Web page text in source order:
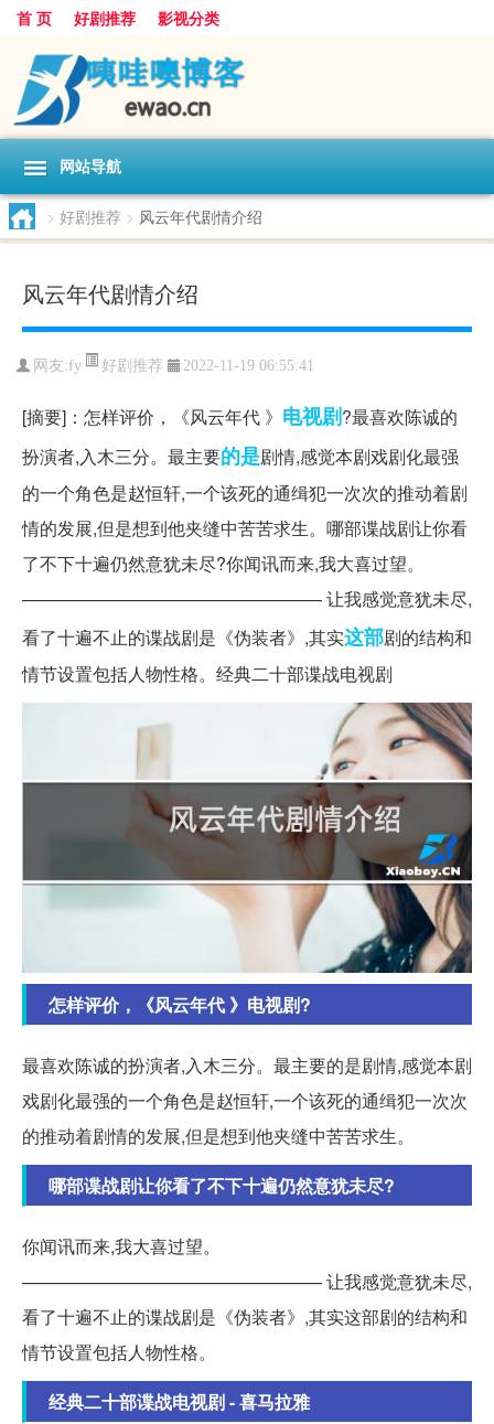
首 页 好剧推荐 影视分类
网站导航
> 好剧推荐 > 风云年代剧情介绍
风云年代剧情介绍
网友:fy 好剧推荐 2022-11-19 06:55:41
[摘要]：怎样评价，《风云年代 》 电视剧?最喜欢陈诚的
扮演者,入木三分。最主要的是剧情,感觉本剧戏剧化最强
的一个角色是赵恒轩,一个该死的通缉犯一次次的推动着剧
情的发展,但是想到他夹缝中苦苦求生。哪部谍战剧让你看
了不下十遍仍然意犹未尽?你闻讯而来,我大喜过望。
————————————————— 让我感觉意犹未尽,
看了十遍不止的谍战剧是《伪装者》,其实这部剧的结构和
情节设置包括人物性格。经典二十部谍战电视剧
怎样评价，《风云年代 》电视剧?
最喜欢陈诚的扮演者,入木三分。最主要的是剧情,感觉本剧
戏剧化最强的一个角色是赵恒轩,一个该死的通缉犯一次次
的推动着剧情的发展,但是想到他夹缝中苦苦求生。
哪部谍战剧让你看了不下十遍仍然意犹未尽?
你闻讯而来,我大喜过望。
————————————————— 让我感觉意犹未尽,
看了十遍不止的谍战剧是《伪装者》,其实这部剧的结构和
情节设置包括人物性格。
经典二十部谍战电视剧 - 喜马拉雅